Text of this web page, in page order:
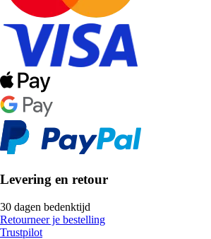
Levering en retour
30 dagen bedenktijd
Retourneer je bestelling
Trustpilot